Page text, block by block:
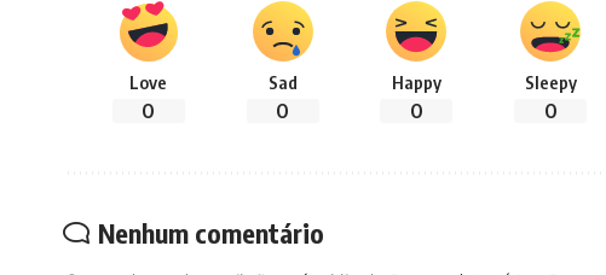
Love
0
Sad
0
Happy
0
Sleepy
0
Nenhum comentário